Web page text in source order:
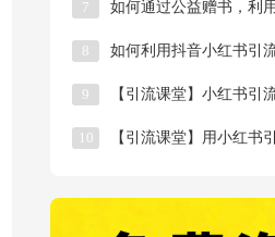
7
8
9
10 【引流课堂】用小红书